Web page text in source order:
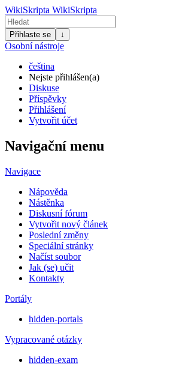
WikiSkripta WikiSkripta
Přihlaste se ↓
Osobní nástroje
čeština
Nejste přihlášen(a)
Diskuse
Příspěvky
Přihlášení
Vytvořit účet
Navigační menu
Navigace
Nápověda
Nástěnka
Diskusní fórum
Vytvořit nový článek
Poslední změny
Speciální stránky
Načíst soubor
Jak (se) učit
Kontakty
Portály
hidden-portals
Vypracované otázky
hidden-exam